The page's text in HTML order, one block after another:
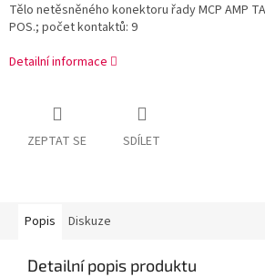
Tělo netěsněného konektoru řady MCP AMP
POS.; počet kontaktů: 9
Detailní informace
ZEPTAT SE SDÍLET
Popis Diskuze
Detailní popis produktu